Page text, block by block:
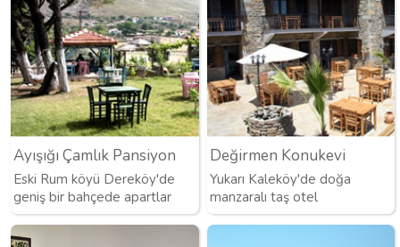
Ayışığı Çamlık Pansiyon
Eski Rum köyü Dereköy'de
geniş bir bahçede apartlar
Değirmen Konukevi
Yukarı Kaleköy'de doğa
manzaralı taş otel